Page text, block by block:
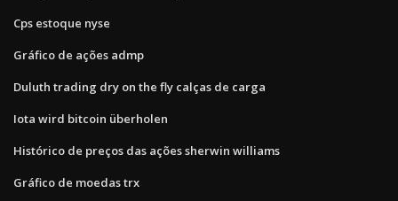
Cps estoque nyse
Gráfico de ações admp
Duluth trading dry on the fly calças de carga
Iota wird bitcoin überholen
Histórico de preços das ações sherwin williams
Gráfico de moedas trx